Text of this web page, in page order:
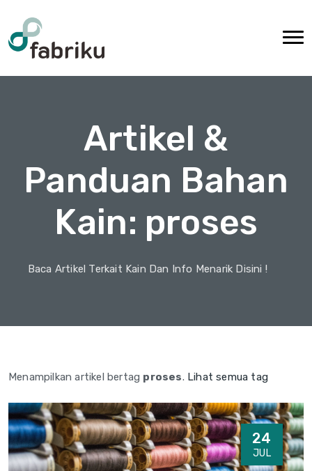
Artikel &
Panduan Bahan
Kain: proses
Baca Artikel Terkait Kain Dan Info Menarik Disini !
Menampilkan artikel bertag proses. Lihat semua tag
24
JUL